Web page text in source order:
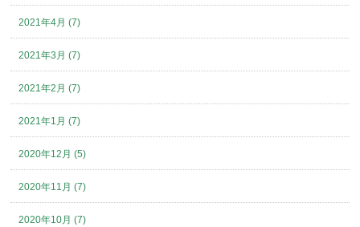
2021年4月 (7)
2021年3月 (7)
2021年2月 (7)
2021年1月 (7)
2020年12月 (5)
2020年11月 (7)
2020年10月 (7)